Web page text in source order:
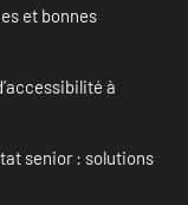
et bonnes
à
senior : solutions